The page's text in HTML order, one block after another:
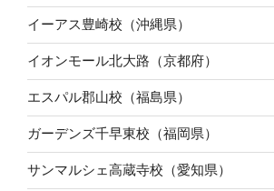
イーアス豊崎校（沖縄県）
イオンモール北大路（京都府）
エスパル郡山校（福島県）
ガーデンズ千早東校（福岡県）
サンマルシェ高蔵寺校（愛知県）